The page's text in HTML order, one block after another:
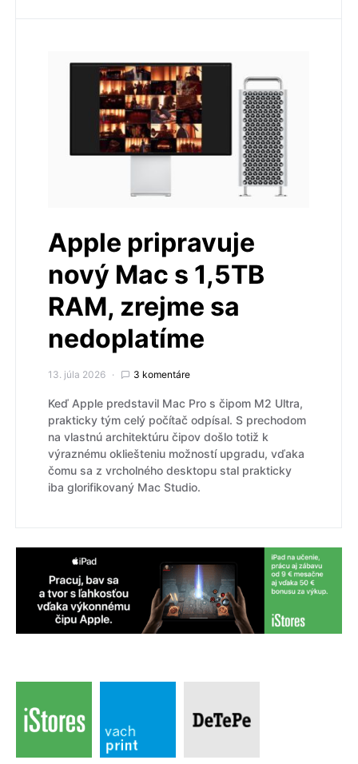
Apple pripravuje
nový Mac s 1,5TB
RAM, zrejme sa
nedoplatíme
13. júla 2026 3 komentáre
Keď Apple predstavil Mac Pro s čipom M2 Ultra,
prakticky tým celý počítač odpísal. S prechodom
na vlastnú architektúru čipov došlo totiž k
výraznému okliešteniu možností upgradu, vďaka
čomu sa z vrcholného desktopu stal prakticky
iba glorifikovaný Mac Studio.